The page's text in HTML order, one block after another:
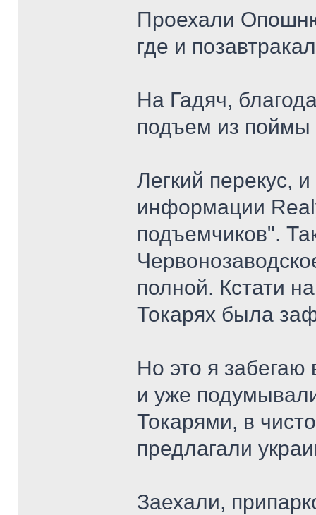
Проехали
где и
На Гадяч,
подъем из
Легкий перекус,
информации
подъемчиков".
полной. Кстати
Токарях была
Но это я
и уже
Токарями, в
предлагали
Заехали,